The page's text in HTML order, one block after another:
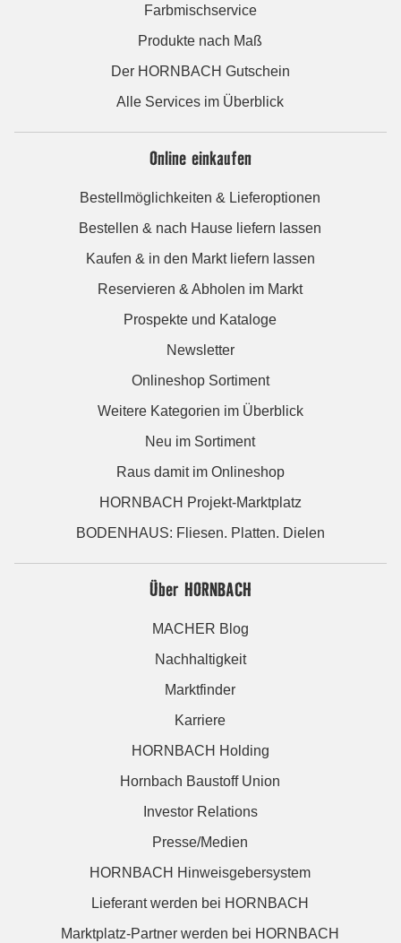
Farbmischservice
Produkte nach Maß
Der HORNBACH Gutschein
Alle Services im Überblick
Online einkaufen
Bestellmöglichkeiten & Lieferoptionen
Bestellen & nach Hause liefern lassen
Kaufen & in den Markt liefern lassen
Reservieren & Abholen im Markt
Prospekte und Kataloge
Newsletter
Onlineshop Sortiment
Weitere Kategorien im Überblick
Neu im Sortiment
Raus damit im Onlineshop
HORNBACH Projekt-Marktplatz
BODENHAUS: Fliesen. Platten. Dielen
Über HORNBACH
MACHER Blog
Nachhaltigkeit
Marktfinder
Karriere
HORNBACH Holding
Hornbach Baustoff Union
Investor Relations
Presse/Medien
HORNBACH Hinweisgebersystem
Lieferant werden bei HORNBACH
Marktplatz-Partner werden bei HORNBACH